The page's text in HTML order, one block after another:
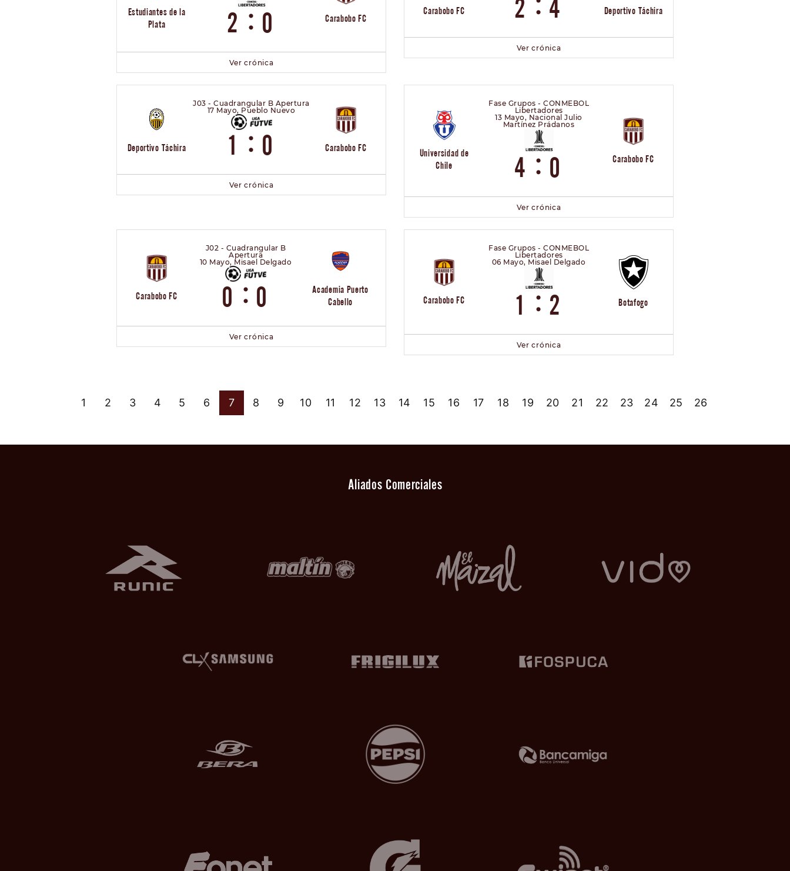
Estudiantes de la
Plata
2 : 0 Carabobo FC
Ver crónica
Carabobo FC 2 4 Deportivo Táchira
Ver crónica
Deportivo Táchira
J03 - Cuadrangular B Apertura
17 Mayo, Pueblo Nuevo
1 : 0 Carabobo FC
Ver crónica
Universidad de
Chile
Fase Grupos - CONMEBOL
Libertadores
13 Mayo, Nacional Julio
Martínez Prádanos
4 : 0 Carabobo FC
Ver crónica
Carabobo FC
J02 - Cuadrangular B
Apertura
10 Mayo, Misael Delgado
0 : 0
Academia Puerto
Cabello
Ver crónica
Carabobo FC
Fase Grupos - CONMEBOL
Libertadores
06 Mayo, Misael Delgado
1 : 2 Botafogo
Ver crónica
1 2 3 4 5 6 7 8 9 10 11 12 13 14 15 16 17 18 19 20 21 22 23 24 25 26
Aliados Comerciales